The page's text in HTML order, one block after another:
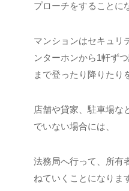
プローチをすることに
マンションはセキュリ
ンターホンから1軒ず
まで登ったり降りたり
店舗や貸家、駐車場な
でいない場合には、
法務局へ行って、所有
ねていくことになりま